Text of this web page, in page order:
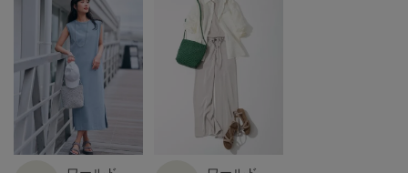
【グループについて】
職人の高い技術が光るメッシュのシリーズ、「ブレッツァ」。
「ブレッツァナッパレース」は贅沢なシープナッパをロープ状にし、ハンド
ルからボディまで一続きに編み上げられているためサイドに接ぎがなく立体
シンプルながら凛とした存在感を放ちます。